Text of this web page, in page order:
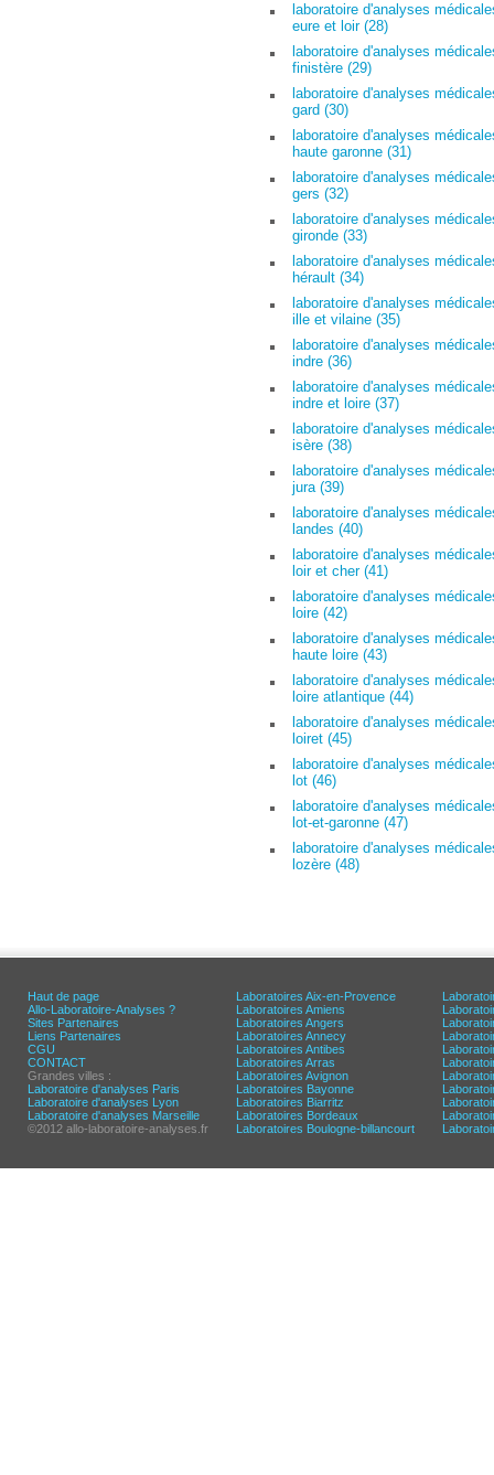
laboratoire d'analyses
eure et loir (28)
laboratoire d'analyses
finistère (29)
laboratoire d'analyses
gard (30)
laboratoire d'analyses
haute garonne (31)
laboratoire d'analyses
gers (32)
laboratoire d'analyses
gironde (33)
laboratoire d'analyses
hérault (34)
laboratoire d'analyses
ille et vilaine (35)
laboratoire d'analyses
indre (36)
laboratoire d'analyses
indre et loire (37)
laboratoire d'analyses
isère (38)
laboratoire d'analyses
jura (39)
laboratoire d'analyses
landes (40)
laboratoire d'analyses
loir et cher (41)
laboratoire d'analyses
loire (42)
laboratoire d'analyses
haute loire (43)
laboratoire d'analyses
loire atlantique (44)
laboratoire d'analyses
loiret (45)
laboratoire d'analyses
lot (46)
laboratoire d'analyses
lot-et-garonne (47)
laboratoire d'analyses
lozère (48)
Haut de page
Allo-Laboratoire-Analyses ?
Sites Partenaires
Liens Partenaires
CGU
CONTACT
Grandes villes :
Laboratoire d'analyses Paris
Laboratoire d'analyses Lyon
Laboratoire d'analyses Marseille
©2012 allo-laboratoire-analyses.fr
Laboratoires Aix-en-Provence
Laboratoires Amiens
Laboratoires Angers
Laboratoires Annecy
Laboratoires Antibes
Laboratoires Arras
Laboratoires Avignon
Laboratoires Bayonne
Laboratoires Biarritz
Laboratoires Bordeaux
Laboratoires Boulogne-billancourt